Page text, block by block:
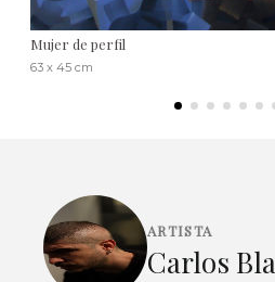
Mujer de perfil
63 x 45 cm
ARTISTA
Carlos